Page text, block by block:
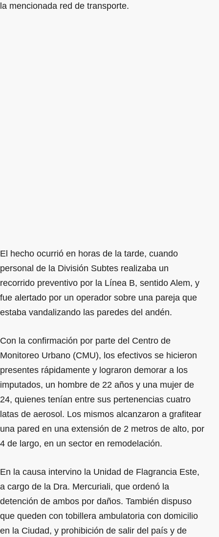
la mencionada red de transporte.
El hecho ocurrió en horas de la tarde, cuando
personal de la División Subtes realizaba un
recorrido preventivo por la Línea B, sentido Alem, y
fue alertado por un operador sobre una pareja que
estaba vandalizando las paredes del andén.
Con la confirmación por parte del Centro de
Monitoreo Urbano (CMU), los efectivos se hicieron
presentes rápidamente y lograron demorar a los
imputados, un hombre de 22 años y una mujer de
24, quienes tenían entre sus pertenencias cuatro
latas de aerosol. Los mismos alcanzaron a grafitear
una pared en una extensión de 2 metros de alto, por
4 de largo, en un sector en remodelación.
En la causa intervino la Unidad de Flagrancia Este,
a cargo de la Dra. Mercuriali, que ordenó la
detención de ambos por daños. También dispuso
que queden con tobillera ambulatoria con domicilio
en la Ciudad, y prohibición de salir del país y de